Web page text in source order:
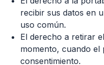
recibir sus datos en
uso común.
El derecho a retirar
momento, cuando el
consentimiento.